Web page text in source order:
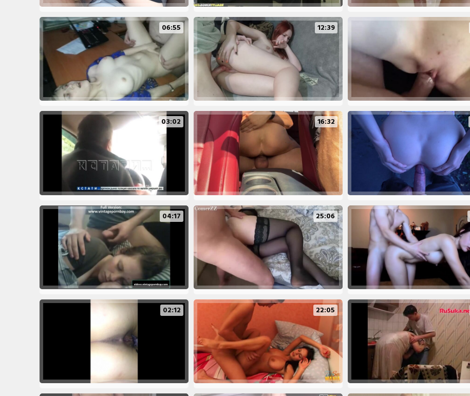
06:55 12:39
03:02 16:32
04:17 25:06
02:12 22:05